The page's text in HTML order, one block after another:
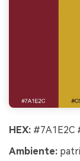
HEX: #7A1E2C
Ambiente: